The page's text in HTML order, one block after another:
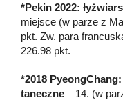
*Pekin 2022:
miejsce (w parze z
pkt. Zw. para
226.98 pkt.
*2018
taneczne – 14. (w